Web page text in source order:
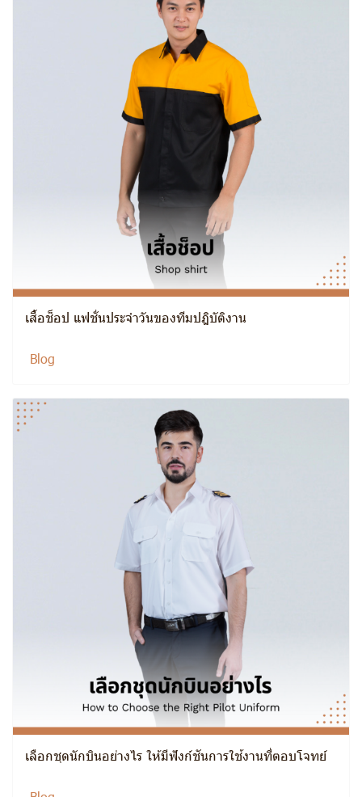
เสื้อช็อป แฟชั่นประจำวันของทีมปฎิบัติงาน
Blog
เลือกชุดนักบินอย่างไร ให้มีฟังก์ชันการใช้งานที่ตอบโจทย์